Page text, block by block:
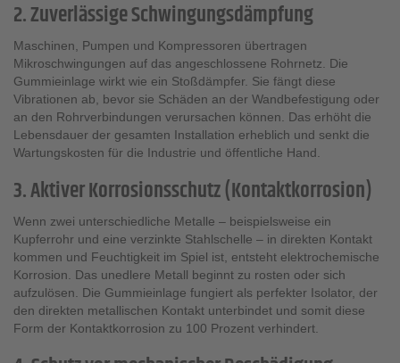
2. Zuverlässige Schwingungsdämpfung
Maschinen, Pumpen und Kompressoren übertragen
Mikroschwingungen auf das angeschlossene Rohrnetz. Die
Gummieinlage wirkt wie ein Stoßdämpfer. Sie fängt diese
Vibrationen ab, bevor sie Schäden an der Wandbefestigung oder
an den Rohrverbindungen verursachen können. Das erhöht die
Lebensdauer der gesamten Installation erheblich und senkt die
Wartungskosten für die Industrie und öffentliche Hand.
3. Aktiver Korrosionsschutz (Kontaktkorrosion)
Wenn zwei unterschiedliche Metalle – beispielsweise ein
Kupferrohr und eine verzinkte Stahlschelle – in direkten Kontakt
kommen und Feuchtigkeit im Spiel ist, entsteht elektrochemische
Korrosion. Das unedlere Metall beginnt zu rosten oder sich
aufzulösen. Die Gummieinlage fungiert als perfekter Isolator, der
den direkten metallischen Kontakt unterbindet und somit diese
Form der Kontaktkorrosion zu 100 Prozent verhindert.